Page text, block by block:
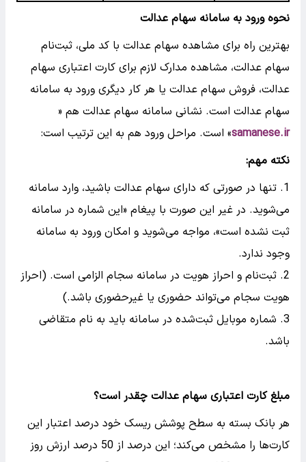
نحوه ورود به سامانه سهام عدالت
بهترین راه برای مشاهده سهام عدالت با کد ملی، ثبت‌نام
سهام عدالت، مشاهده مدارک لازم برای کارت اعتباری سهام
عدالت، فروش سهام عدالت یا هر کار دیگری ورود به سامانه
سهام عدالت است. نشانی سامانه سهام عدالت هم «
samanese.ir» است. مراحل ورود هم به این ترتیب است:
نکته مهم:
تنها در صورتی که دارای سهام عدالت باشید، وارد سامانه
می‌شوید. در غیر این صورت با پیغام «این شماره در سامانه
ثبت نشده است»، مواجه می‌شوید و امکان ورود به سامانه
وجود ندارد.
ثبت‌نام و احراز هویت در سامانه سجام الزامی است. (احراز
هویت سجام می‌تواند حضوری یا غیرحضوری باشد.)
شماره موبایل ثبت‌شده در سامانه باید به نام متقاضی
باشد.
مبلغ کارت اعتباری سهام عدالت چقدر است؟
هر بانک بسته به سطح پوشش ریسک خود درصد اعتبار این
کارت‌ها را مشخص می‌کند؛ این درصد از 50 درصد ارزش روز